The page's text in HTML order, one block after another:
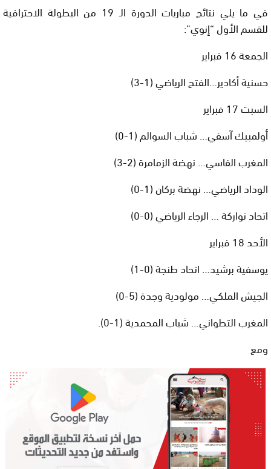
في ما يلي نتائج مباريات الدورة الـ 19 من البطولة الاحترافية
للقسم الأول “إنوي”:
الجمعة 16 فبراير
حسنية أكادير…الفتح الرياضي (1-3)
السبت 17 فبراير
أولمبيك آسفي… شباب السوالم (1-0)
المغرب الفاسي… نهضة الزمامرة (2-3)
الوداد الرياضي… نهضة بركان (1-0)
اتحاد تواركة … الرجاء الرياضي (0-0)
الأحد 18 فبراير
يوسفية برشيد… اتحاد طنجة (0-1)
الجيش الملكي… مولودية وجدة (5-0)
المغرب التطواني… شباب المحمدية (1-0).
ومع